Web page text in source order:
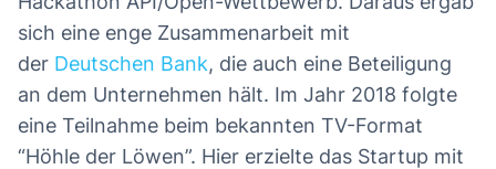
sich eine enge Zusammenarbeit mit
der Deutschen Bank, die auch eine Beteiligung
an dem Unternehmen hält. Im Jahr 2018 folgte
eine Teilnahme beim bekannten TV-Format
“Höhle der Löwen”. Hier erzielte das Startup mit